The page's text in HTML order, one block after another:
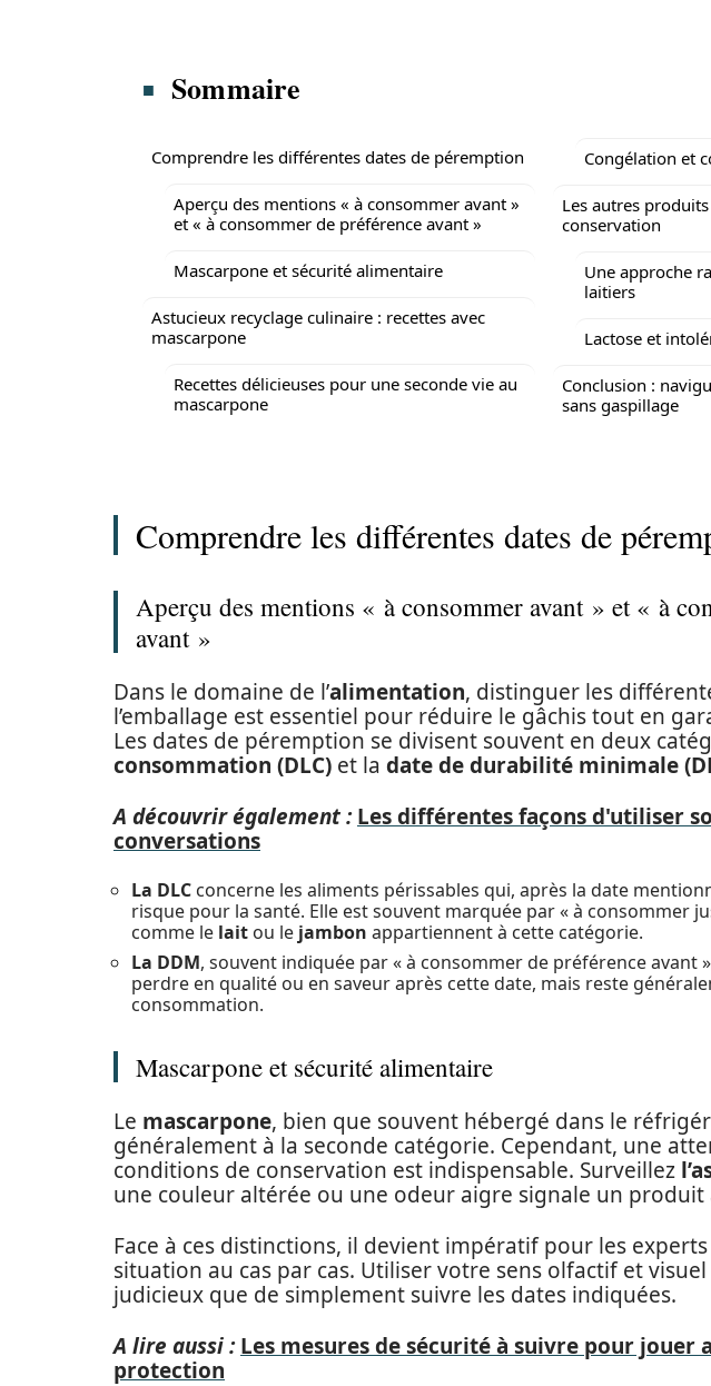
Sommaire
Comprendre les différentes dates de péremption
Aperçu des mentions « à consommer avant »
et « à consommer de préférence avant »
Mascarpone et sécurité alimentaire
Astucieux recyclage culinaire : recettes avec
mascarpone
Recettes délicieuses pour une seconde vie au
mascarpone
Congélation et
Les autres
conservation
Une approche
laitiers
Lactose et
Conclusion :
sans gaspillage
Comprendre les différentes dates de
Aperçu des mentions « à consommer avant » et « à
avant »
Dans le domaine de l’alimentation, distinguer les
l’emballage est essentiel pour réduire le gâchis tout en
Les dates de péremption se divisent souvent en deux
consommation (DLC) et la date de durabilité minimale
A découvrir également : Les différentes façons d'utiliser
conversations
La DLC concerne les aliments périssables qui, après la date
risque pour la santé. Elle est souvent marquée par « à consommer
comme le lait ou le jambon appartiennent à cette catégorie.
La DDM, souvent indiquée par « à consommer de préférence avant
perdre en qualité ou en saveur après cette date, mais reste
consommation.
Mascarpone et sécurité alimentaire
Le mascarpone, bien que souvent hébergé dans le
généralement à la seconde catégorie. Cependant, une
conditions de conservation est indispensable. Surveillez
une couleur altérée ou une odeur aigre signale un produit
Face à ces distinctions, il devient impératif pour les experts
situation au cas par cas. Utiliser votre sens olfactif et
judicieux que de simplement suivre les dates indiquées.
A lire aussi : Les mesures de sécurité à suivre pour jouer
protection